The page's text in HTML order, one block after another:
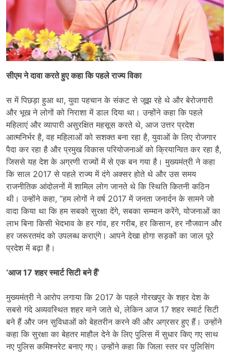
सीएम ने दावा करते हुए कहा कि पहले राज्य विका
स में पिछड़ा हुआ था, युवा पहचान के संकट से जूझ रहे थे और बेरोजगारी
और भूख ने लोगों को निराशा में डाल दिया था। उन्होंने कहा कि पहले
महिलाएं और व्यापारी असुरक्षित महसूस करते थे, आज उत्तर प्रदेश
आत्मनिर्भर है, वह महिलाओं को सशक्त बना रहा है, युवाओं के लिए रोजगार
पैदा कर रहा है और प्रमुख विकास परियोजनाओं को क्रियान्वित कर रहा है,
जिससे यह देश के अग्रणी राज्यों में से एक बन गया है। मुख्यमंत्री ने कहा
कि साल 2017 से पहले राज्य में दंगे अक्सर होते थे और उस समय
राजनीतिक आंदोलनों में शामिल लोग जानते थे कि स्थिति कितनी कठिन
थी। उन्होंने कहा, ”हम लोगों ने वर्ष 2017 में जनता जनार्दन के सामने जो
वादा किया था कि हम सबको सुरक्षा देंगे, सबका सम्मान करेंगे, योजनाओं का
लाभ बिना किसी भेदभाव के हर गांव, हर गरीब, हर किसान, हर नौजवान और
हर जरूरतमंद को उपलब्ध कराएंगे। आपने देखा होगा सड़कों का जाल पूरे
प्रदेश में बढ़ा है।
‘आज 17 शहर स्मार्ट सिटी बने हैं’
मुख्यमंत्री ने आरोप लगाया कि 2017 के पहले गोरखपुर के शहर देश के
सबसे गंदे अव्यवस्थित शहर माने जाते थे, लेकिन आज 17 शहर स्मार्ट सिटी
बने हैं और जन सुविधाओं को बेहतरीन करने की और अग्रसर हुए हैं। उन्होंने
कहा कि सुरक्षा का बेहतर माहौल देने के लिए पुलिस में सुधार किए गए साथ
नए पुलिस कमिश्नरेट बनाए गए। उन्होंने कहा कि जिला स्तर पर पुलिसिंग